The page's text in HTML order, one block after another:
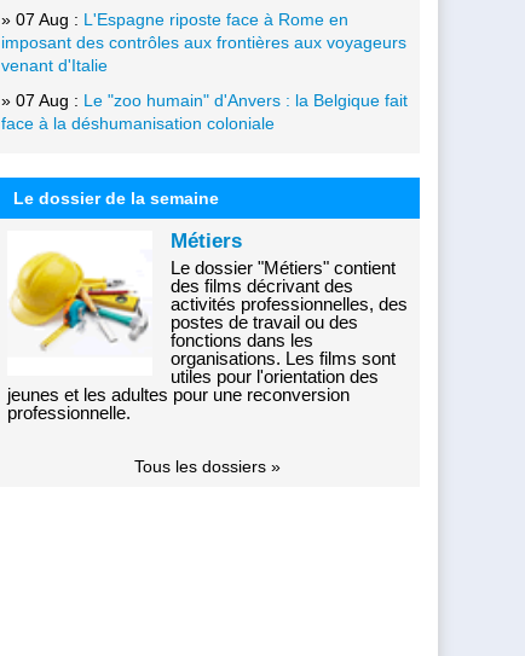
» 07 Aug : L'Espagne riposte face à Rome en
imposant des contrôles aux frontières aux voyageurs
venant d'Italie
» 07 Aug : Le "zoo humain" d'Anvers : la Belgique fait
face à la déshumanisation coloniale
Le dossier de la semaine
Métiers
Le dossier "Métiers" contient
des films décrivant des
activités professionnelles, des
postes de travail ou des
fonctions dans les
organisations. Les films sont
utiles pour l'orientation des
jeunes et les adultes pour une reconversion
professionnelle.
Tous les dossiers »